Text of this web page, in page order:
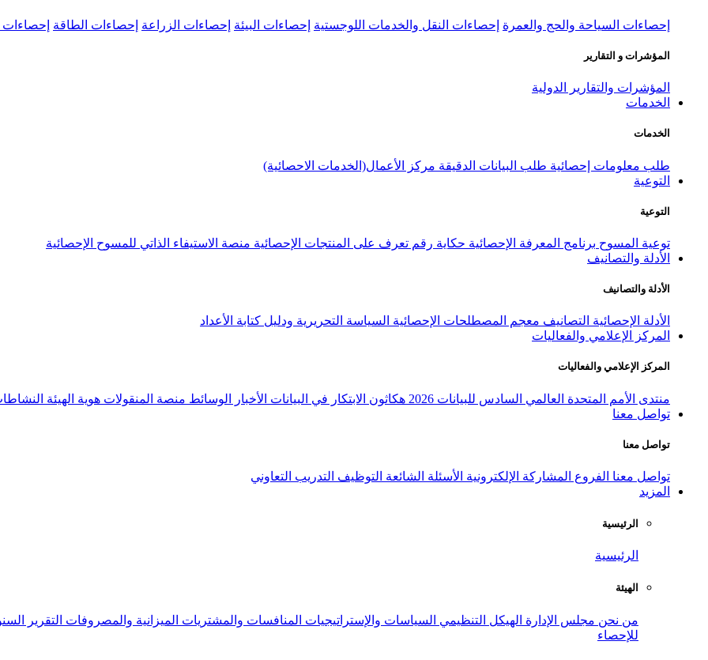
إحصاءات السياحة والحج والعمرة إحصاءات النقل والخدمات اللوجستية إحصاءات البيئة إحصاءات الزراعة إحصاءات الطاقة إحصاءات
المؤشرات و التقارير
المؤشرات والتقارير الدولية
الخدمات
الخدمات
طلب معلومات إحصائية طلب البيانات الدقيقة مركز الأعمال(الخدمات الاحصائية)
التوعية
التوعية
توعية المسوح برنامج المعرفة الإحصائية حكاية رقم تعرف على المنتجات الإحصائية منصة الاستيفاء الذاتي للمسوح الإحصائية
الأدلة والتصانيف
الأدلة والتصانيف
الأدلة الإحصائية التصانيف معجم المصطلحات الإحصائية السياسة التحريرية ودليل كتابة الأعداد
المركز الإعلامي والفعاليات
المركز الإعلامي والفعاليات
منتدى الأمم المتحدة العالمي السادس للبيانات 2026 هكاثون الابتكار في البيانات الأخبار الوسائط منصة المنقولات هوية الهيئة
تواصل معنا
تواصل معنا
تواصل معنا الفروع المشاركة الإلكترونية الأسئلة الشائعة التوظيف التدريب التعاوني
المزيد
الرئيسية
الرئيسية
الهيئة
من نحن مجلس الإدارة الهيكل التنظيمي السياسات والإستراتيجيات المنافسات والمشتريات الميزانية والمصروفات التقرير
للإحصاء